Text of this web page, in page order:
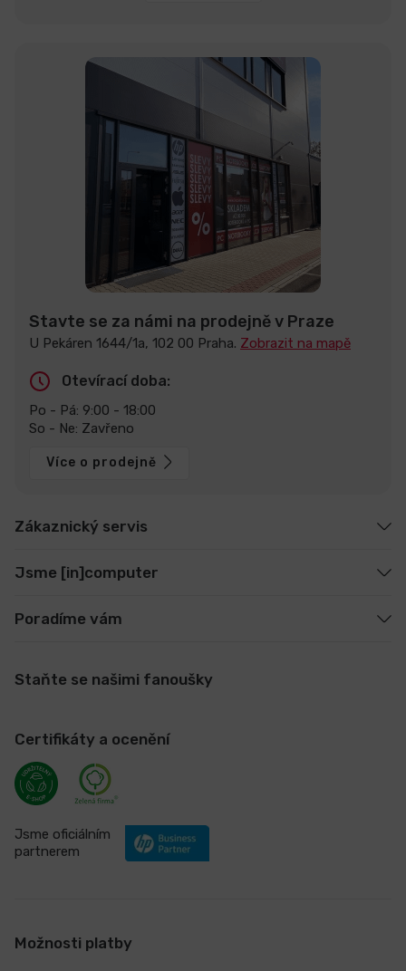
Stavte se za námi na prodejně v Praze
U Pekáren 1644/1a, 102 00 Praha. Zobrazit na mapě
Otevírací doba:
Po - Pá: 9:00 - 18:00
So - Ne: Zavřeno
Více o prodejně
Zákaznický servis
Jsme [in]computer
Poradíme vám
Staňte se našimi fanoušky
Certifikáty a ocenění
Jsme oficiálním
partnerem
Možnosti platby